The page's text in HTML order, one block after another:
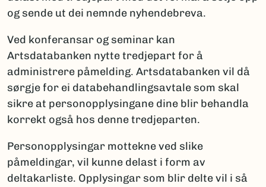
og sende ut dei nemnde nyhendebreva.
Ved konferansar og seminar kan
Artsdatabanken nytte tredjepart for å
administrere påmelding. Artsdatabanken vil då
sørgje for ei databehandlingsavtale som skal
sikre at personopplysingane dine blir behandla
korrekt også hos denne tredjeparten.
Personopplysingar mottekne ved slike
påmeldingar, vil kunne delast i form av
deltakarliste. Opplysingar som blir delte vil i så